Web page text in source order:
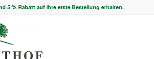
5 % Rabatt auf Ihre erste Bestellung erhalten.